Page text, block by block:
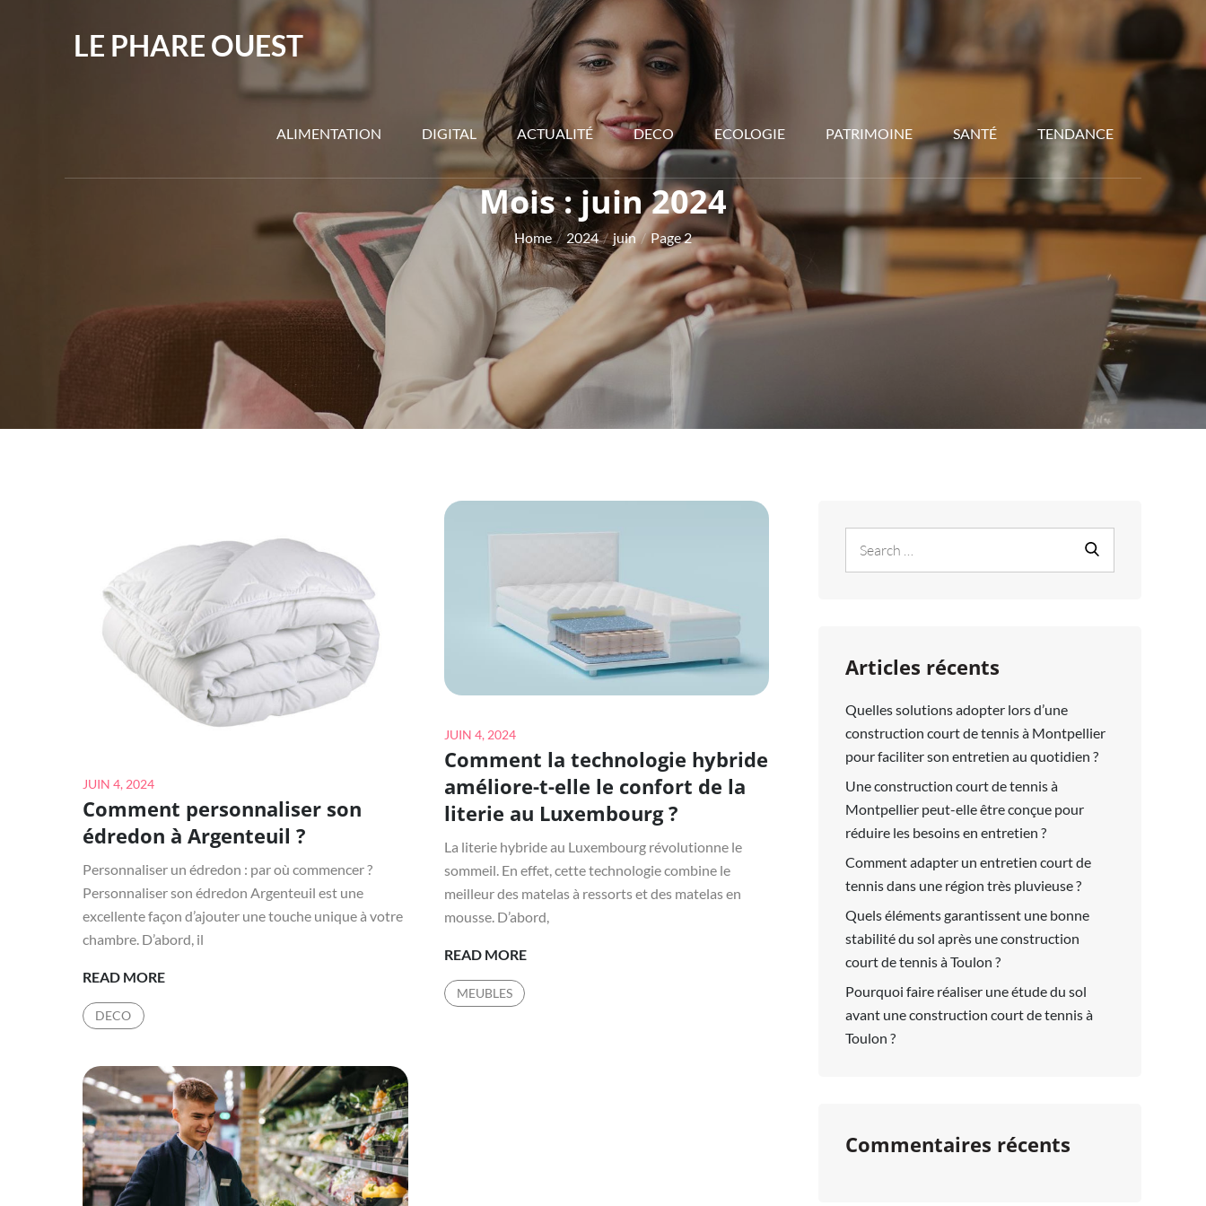
LE PHARE OUEST
ALIMENTATION DIGITAL ACTUALITÉ DECO ECOLOGIE PATRIMOINE SANTÉ TENDANCE
Mois :juin 2024
Home 2024 juin Page 2
Posted
on
JUIN 4, 2024
Comment personnaliser son
édredon à Argenteuil ?
Personnaliser un édredon : par où commencer ?
Personnaliser son édredon Argenteuil est une
excellente façon d’ajouter une touche unique à votre
chambre. D’abord, il
READ MORECOMMENT
À
ARGENTEUIL
?
DECO
Posted
on
JUIN 4, 2024
Comment la technologie hybride
améliore-t-elle le confort de la
literie au Luxembourg ?
La literie hybride au Luxembourg révolutionne le
sommeil. En effet, cette technologie combine le
meilleur des matelas à ressorts et des matelas en
mousse. D’abord,
READ MORECOMMENT
MEUBLES
for:
Articles récents
Quelles solutions adopter lors d’une
construction court de tennis à Montpellier
pour faciliter son entretien au quotidien ?
Une construction court de tennis à
Montpellier peut-elle être conçue pour
réduire les besoins en entretien ?
Comment adapter un entretien court de
tennis dans une région très pluvieuse ?
Quels éléments garantissent une bonne
stabilité du sol après une construction
court de tennis à Toulon ?
Pourquoi faire réaliser une étude du sol
avant une construction court de tennis à
Toulon ?
Commentaires récents